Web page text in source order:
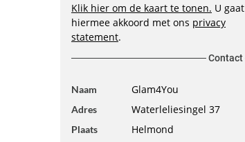
Klik hier om de kaart te tonen. U gaat
hiermee akkoord met ons privacy
statement.
Contact
Naam Glam4You
Adres Waterleliesingel 37
Plaats Helmond